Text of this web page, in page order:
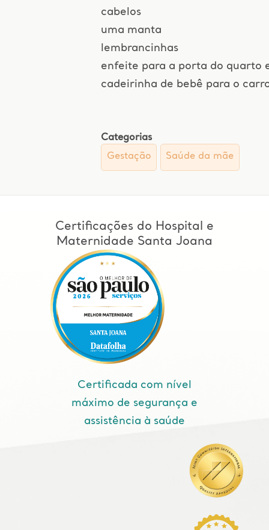
cabelos
uma manta
lembrancinhas
enfeite para a porta do quarto
cadeirinha de bebê para o
Categorias
Gestação
Saúde da mãe
Certificações do Hospital e
Maternidade Santa Joana
Certificada com nível
máximo de segurança e
assistência à saúde